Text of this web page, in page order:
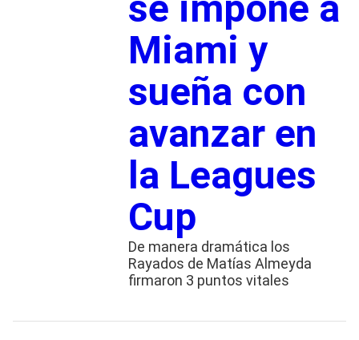
Miami y
sueña con
avanzar en
la Leagues
Cup
De manera dramática los
Rayados de Matías Almeyda
firmaron 3 puntos vitales